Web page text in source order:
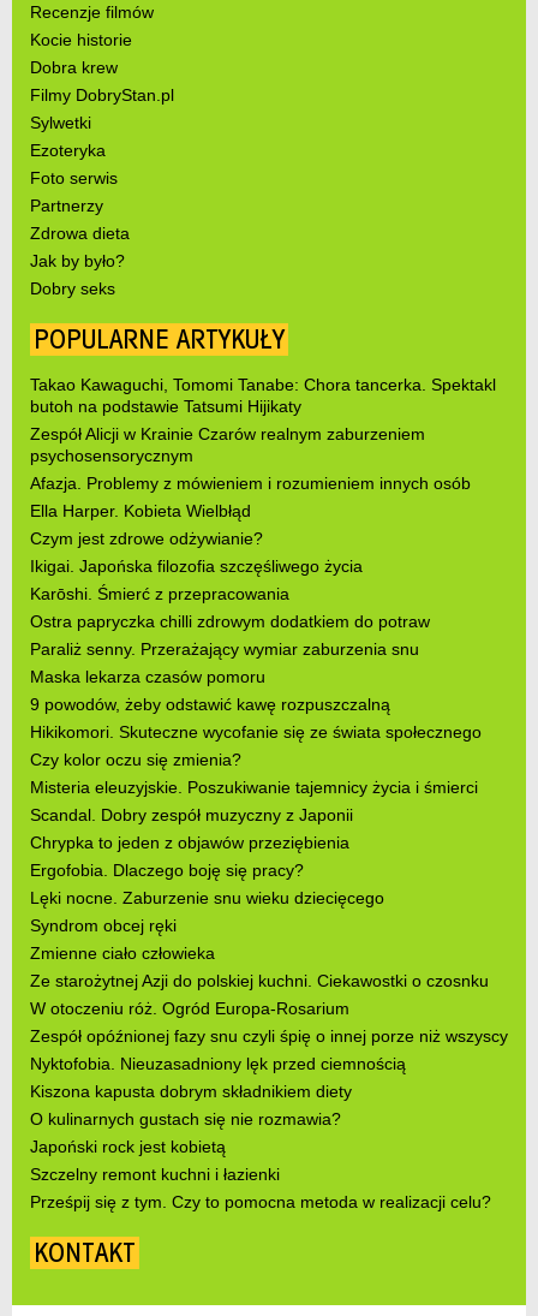
Recenzje filmów
Kocie historie
Dobra krew
Filmy DobryStan.pl
Sylwetki
Ezoteryka
Foto serwis
Partnerzy
Zdrowa dieta
Jak by było?
Dobry seks
POPULARNE ARTYKUŁY
Takao Kawaguchi, Tomomi Tanabe: Chora tancerka. Spektakl
butoh na podstawie Tatsumi Hijikaty
Zespół Alicji w Krainie Czarów realnym zaburzeniem
psychosensorycznym
Afazja. Problemy z mówieniem i rozumieniem innych osób
Ella Harper. Kobieta Wielbłąd
Czym jest zdrowe odżywianie?
Ikigai. Japońska filozofia szczęśliwego życia
Karōshi. Śmierć z przepracowania
Ostra papryczka chilli zdrowym dodatkiem do potraw
Paraliż senny. Przerażający wymiar zaburzenia snu
Maska lekarza czasów pomoru
9 powodów, żeby odstawić kawę rozpuszczalną
Hikikomori. Skuteczne wycofanie się ze świata społecznego
Czy kolor oczu się zmienia?
Misteria eleuzyjskie. Poszukiwanie tajemnicy życia i śmierci
Scandal. Dobry zespół muzyczny z Japonii
Chrypka to jeden z objawów przeziębienia
Ergofobia. Dlaczego boję się pracy?
Lęki nocne. Zaburzenie snu wieku dziecięcego
Syndrom obcej ręki
Zmienne ciało człowieka
Ze starożytnej Azji do polskiej kuchni. Ciekawostki o czosnku
W otoczeniu róż. Ogród Europa-Rosarium
Zespół opóźnionej fazy snu czyli śpię o innej porze niż wszyscy
Nyktofobia. Nieuzasadniony lęk przed ciemnością
Kiszona kapusta dobrym składnikiem diety
O kulinarnych gustach się nie rozmawia?
Japoński rock jest kobietą
Szczelny remont kuchni i łazienki
Prześpij się z tym. Czy to pomocna metoda w realizacji celu?
KONTAKT